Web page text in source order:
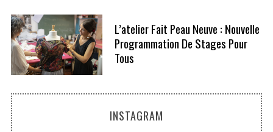
L’atelier Fait Peau Neuve : Nouvelle
Programmation De Stages Pour
Tous
INSTAGRAM